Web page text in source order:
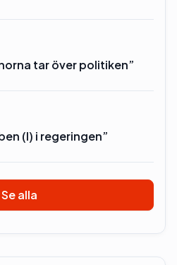
tar över politiken”
(l) i regeringen”
Se alla